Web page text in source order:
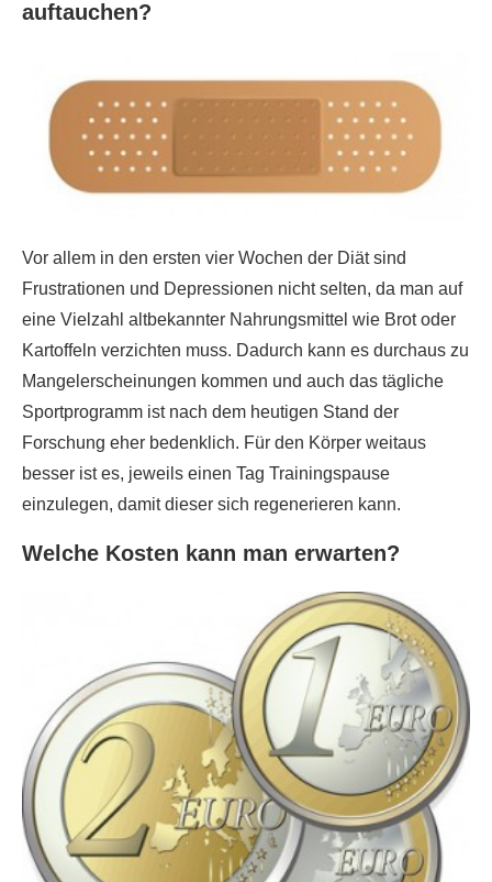
auftauchen?
Vor allem in den ersten vier Wochen der Diät sind
Frustrationen und Depressionen nicht selten, da man auf
eine Vielzahl altbekannter Nahrungsmittel wie Brot oder
Kartoffeln verzichten muss. Dadurch kann es durchaus zu
Mangelerscheinungen kommen und auch das tägliche
Sportprogramm ist nach dem heutigen Stand der
Forschung eher bedenklich. Für den Körper weitaus
besser ist es, jeweils einen Tag Trainingspause
einzulegen, damit dieser sich regenerieren kann.
Welche Kosten kann man erwarten?